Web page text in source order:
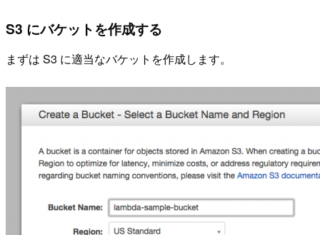
S3 にバケットを作成する
まずは S3 に適当なバケットを作成します。